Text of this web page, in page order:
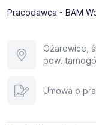
Pracodawca - BAM
Ożarowice,
pow.
Umowa o